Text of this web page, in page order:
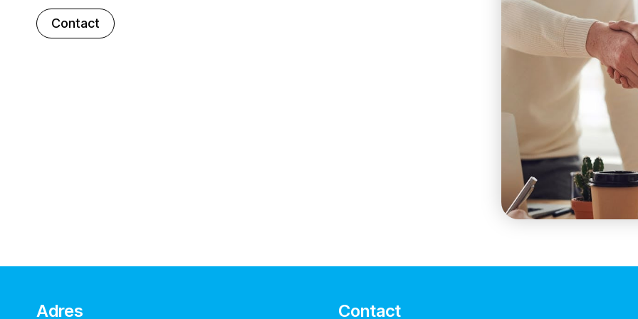
Contact
Adres Contact